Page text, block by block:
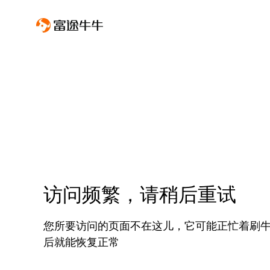
访问频繁，请稍后重试
您所要访问的页面不在这儿，它可能正忙着刷
后就能恢复正常